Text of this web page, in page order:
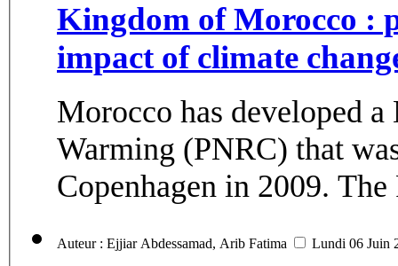
Kingdom of Morocco :
impact of climate
Morocco has developed
Warming (PNRC) that
Copenhagen in 2009.
Auteur : Ejjiar Abdessamad, Arib Fatima Lundi 06 Juin